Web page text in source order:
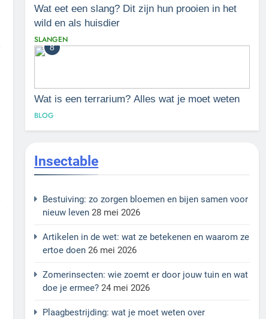
Wat eet een slang? Dit zijn hun prooien in het
wild en als huisdier
SLANGEN
8
Wat is een terrarium? Alles wat je moet weten
BLOG
Insectable
Bestuiving: zo zorgen bloemen en bijen samen voor
nieuw leven 28 mei 2026
Artikelen in de wet: wat ze betekenen en waarom ze
ertoe doen 26 mei 2026
Zomerinsecten: wie zoemt er door jouw tuin en wat
doe je ermee? 24 mei 2026
Plaagbestrijding: wat je moet weten over